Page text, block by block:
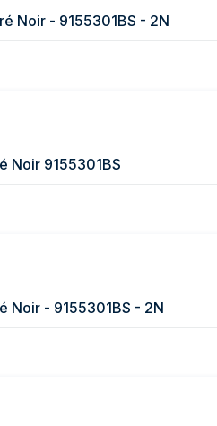
Noir - 9155301BS - 2N
Noir 9155301BS
Noir - 9155301BS - 2N